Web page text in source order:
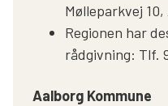
Mølleparkvej 10,
Regionen har
rådgivning: Tlf.
Aalborg Kommune